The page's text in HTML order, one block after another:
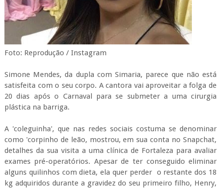
Foto: Reprodução / Instagram
Simone Mendes, da dupla com Simaria, parece que não está
satisfeita com o seu corpo. A cantora vai aproveitar a folga de
20 dias após o Carnaval para se submeter a uma cirurgia
plástica na barriga.
A 'coleguinha', que nas redes sociais costuma se denominar
como 'corpinho de leão, mostrou, em sua conta no Snapchat,
detalhes da sua visita a uma clínica de Fortaleza para avaliar
exames pré-operatórios. Apesar de ter conseguido eliminar
alguns quilinhos com dieta, ela quer perder o restante dos 18
kg adquiridos durante a gravidez do seu primeiro filho, Henry,